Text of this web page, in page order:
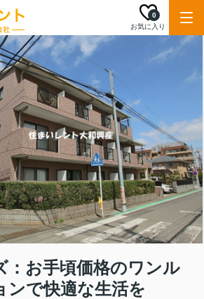
お気に入り
0
：お手頃価格のワンル
ンで快適な生活を